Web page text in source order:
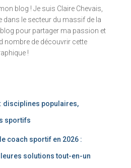
blog ! Je suis Claire Chevais,
dans le secteur du massif de la
pour partager ma passion et
nombre de découvrir cette
!
disciplines populaires,
sportifs
coach sportif en 2026 :
solutions tout-en-un